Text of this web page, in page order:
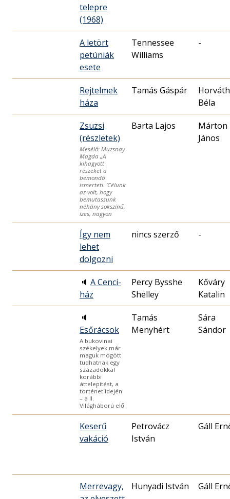
telepre
(1968)
A letört
petúniák
esete
Tennessee
Williams
-
Rejtelmek
háza
Tamás Gáspár
Horváth
Béla
Zsuzsi
(részletek)
Mesélő: Muzsnay
Magda „A
kihagyott
részeket a
bemondó
ismerteti. ‘Célunk
az volt, hogy
bemutassunk
néhány sokszínű,
ízes, nagyon
Barta Lajos
Márton
János
Így nem
lehet
dolgozni
nincs szerző -
🔈 A Cenci-
ház
Percy Bysshe
Shelley
Kőváry
Katalin
🔈
Esőrácsok
A bukovinai
székelyek már
maguk mögött
tudhatnak egy
századokkal
korábbi
áttelepítést, a
történet idején
– a II.
Világháború elő
Tamás
Menyhért
Sára
Sándor
Keserű
vakáció
Petrovácz
István
Gáll
Merrevagy,
Hunyadi István Gáll